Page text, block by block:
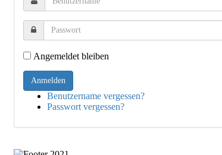
Angemeldet bleiben
Benutzername vergessen?
Passwort vergessen?